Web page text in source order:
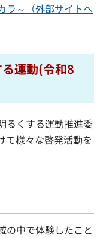
ラ～（外部サイトへ
運動(令和8
るくする運動推進委
て様々な啓発活動を
の中で体験したこと